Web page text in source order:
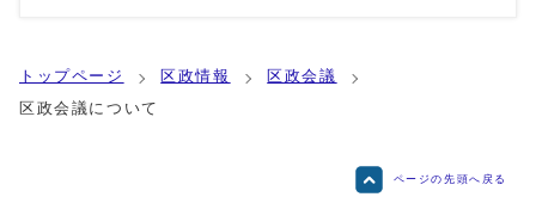
トップページ 区政情報
区政会議
区政会議について
ページの先頭へ戻る